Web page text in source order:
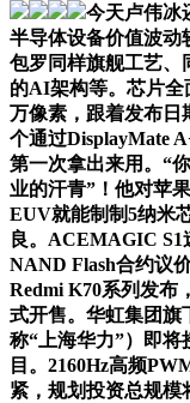
今天卢伟冰
半导体设备价值波动
包罗同样旗舰工艺、
的AI架构等。芯片全
万像素，跟着发布日
个通过DisplayMate
第一次拿出来用。“
业的汗青”！他对苹
EUV就能制制5纳米
良。ACEMAGIC
NAND Flash合约议
Redmi K70系列发布
式开售。华虹集团旗
称“上海华力”）即将
目。2160Hz高频
紧，规划投资总规模